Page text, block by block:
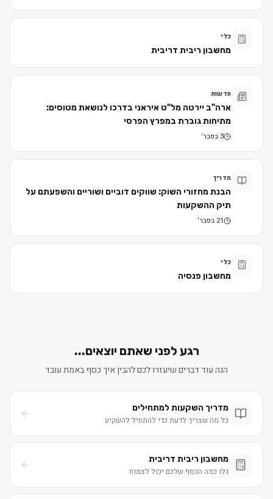
כלי
מחשבון ריבית דריבית
חדשות
ארה"ב יירטה מל"ט איראני בדרכו לנושאת מטוסים:
מתיחות גוברת במפרץ הפרסי
3 בפבר׳
מדריך
הבנת מחזורי השוק: שווקים דוביים ושוריים והשפעתם על
תיק ההשקעות
21 בפבר׳
כלי
מחשבון פנסיה
רגע לפני שאתם יוצאים...
הנה עוד דברים שיעזרו לכם להבין איך כסף באמת עובד
מדריך השקעות למתחילים
כל מה שצריך לדעת כדי להתחיל להשקיע
מחשבון ריבית דריבית
גלו כמה הכסף שלכם יכול לצמוח